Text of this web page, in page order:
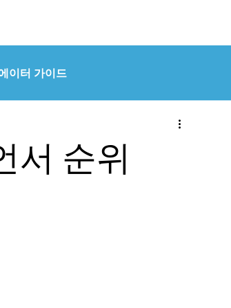
이터 가이드
서 순위